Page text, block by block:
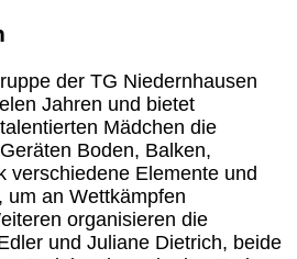
der TG Niedernhausen
Jahren und bietet
Mädchen die
Boden, Balken,
verschiedene Elemente und
um an Wettkämpfen
organisieren die
und Juliane Dietrich, beide